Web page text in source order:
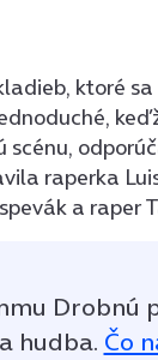
ktoré
scénu,
raperka
a raper
Drobnú
hudba. Čo